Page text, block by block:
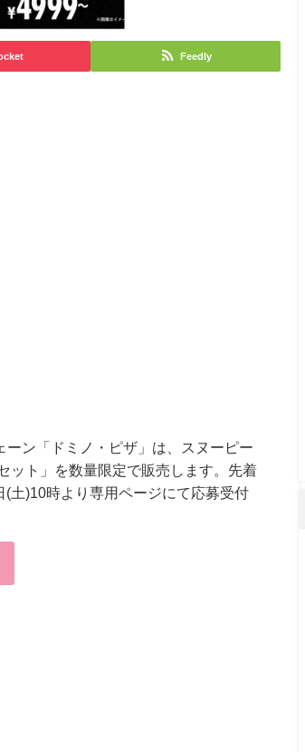
Feedly
ン「ドミノ・ピザ」は、スヌーピー
ット」を数量限定で販売します。先着
土)10時より専用ページにて応募受付